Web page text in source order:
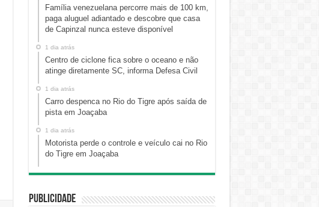
Família venezuelana percorre mais de 100 km,
paga aluguel adiantado e descobre que casa
de Capinzal nunca esteve disponível
1 dia atrás
Centro de ciclone fica sobre o oceano e não
atinge diretamente SC, informa Defesa Civil
1 dia atrás
Carro despenca no Rio do Tigre após saída de
pista em Joaçaba
1 dia atrás
Motorista perde o controle e veículo cai no Rio
do Tigre em Joaçaba
Publicidade